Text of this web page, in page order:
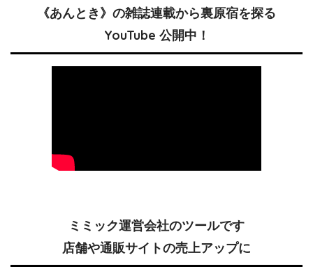
《あんとき》の雑誌連載から裏原宿を探る
YouTube 公開中！
ミミック運営会社のツールです
店舗や通販サイトの売上アップに